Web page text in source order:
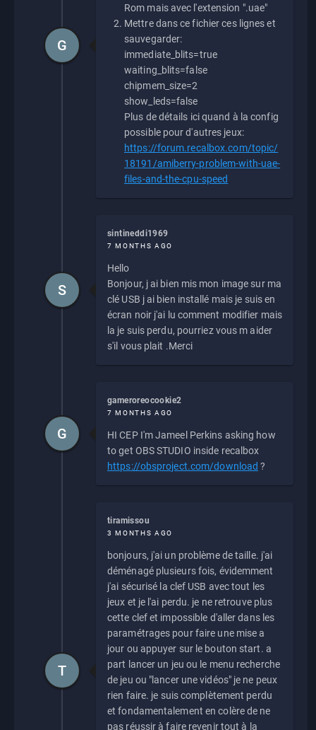
Rom mais avec l'extension ".uae"
Mettre dans ce fichier ces lignes et
sauvegarder:
immediate_blits=true
waiting_blits=false
chipmem_size=2
show_leds=false
Plus de détails ici quand à la config
possible pour d'autres jeux:
https://forum.recalbox.com/topic/
18191/amiberry-problem-with-uae-
files-and-the-cpu-speed
G
sintineddi1969
7 MONTHS AGO
Hello
Bonjour, j ai bien mis mon image sur ma
clé USB j ai bien installé mais je suis en
écran noir j'ai lu comment modifier mais
la je suis perdu, pourriez vous m aider
s'il vous plait .Merci
S
gameroreocookie2
7 MONTHS AGO
HI CEP I'm Jameel Perkins asking how
to get OBS STUDIO inside recalbox
https://obsproject.com/download ?
G
tiramissou
3 MONTHS AGO
bonjours, j'ai un problème de taille. j'ai
déménagé plusieurs fois, évidemment
j'ai sécurisé la clef USB avec tout les
jeux et je l'ai perdu. je ne retrouve plus
cette clef et impossible d'aller dans les
paramétrages pour faire une mise a
jour ou appuyer sur le bouton start. a
part lancer un jeu ou le menu recherche
de jeu ou "lancer une vidéos" je ne peux
rien faire. je suis complètement perdu
et fondamentalement en colère de ne
pas réussir à faire revenir tout à la
T